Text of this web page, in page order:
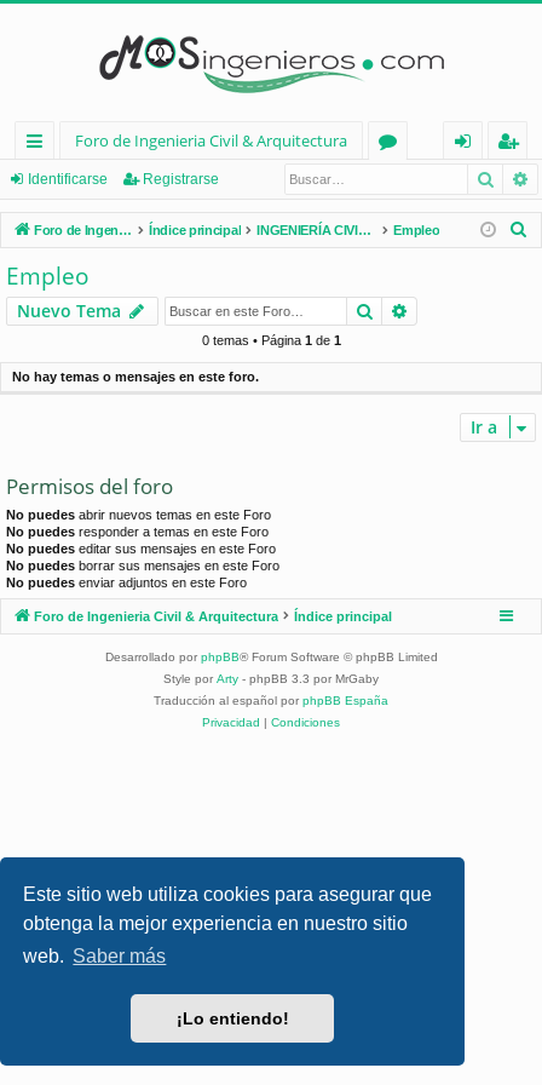
Este sitio web utiliza cookies para asegurar que
obtenga la mejor experiencia en nuestro sitio
web. Saber más
¡Lo entiendo!
nl
ac
es
rá
pi
d
Foro de Ingenieria Civil & Arquitectura
os
nt
ifi
e
eg
ist
ra
Identificarse Registrarse
Foro de Ingenieria Civil & Arquitectura Índice principal INGENIERÍA CIVIL (España) Empleo
r
Empleo
Nuevo Tema Buscar
0 temas • Página 1de 1
No hay temas o mensajes en este foro.
Ir a
Permisos del foro
No puedes abrir nuevos temas en este Foro
No puedes responder a temas en este Foro
No puedes editar sus mensajes en este Foro
No puedes borrar sus mensajes en este Foro
No puedes enviar adjuntos en este Foro
Foro de Ingenieria Civil & Arquitectura Índice principal
Desarrollado por phpBB® Forum Software © phpBB Limited
Style por Arty - phpBB 3.3 por MrGaby
Traducción al español por phpBB España
Privacidad | Condiciones